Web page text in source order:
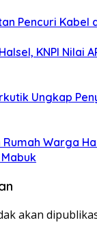
Pencuri Kabel
KNPI Nilai
Ungkap
Warga
akan